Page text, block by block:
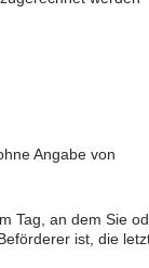
Angabe von
Tag, an dem Sie
ist, die